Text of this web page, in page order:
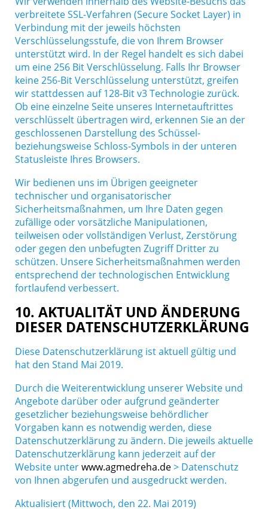
verbreitete SSL-Verfahren (Secure Socket Layer) in
Verbindung mit der jeweils höchsten
Verschlüsselungsstufe, die von Ihrem Browser
unterstützt wird. In der Regel handelt es sich dabei
um eine 256 Bit Verschlüsselung. Falls Ihr Browser
keine 256-Bit Verschlüsselung unterstützt, greifen
wir stattdessen auf 128-Bit v3 Technologie zurück.
Ob eine einzelne Seite unseres Internetauftrittes
verschlüsselt übertragen wird, erkennen Sie an der
geschlossenen Darstellung des Schüssel-
beziehungsweise Schloss-Symbols in der unteren
Statusleiste Ihres Browsers.
Wir bedienen uns im Übrigen geeigneter
technischer und organisatorischer
Sicherheitsmaßnahmen, um Ihre Daten gegen
zufällige oder vorsätzliche Manipulationen,
teilweisen oder vollständigen Verlust, Zerstörung
oder gegen den unbefugten Zugriff Dritter zu
schützen. Unsere Sicherheitsmaßnahmen werden
entsprechend der technologischen Entwicklung
fortlaufend verbessert.
10. AKTUALITÄT UND ÄNDERUNG
DIESER DATENSCHUTZERKLÄRUNG
Diese Datenschutzerklärung ist aktuell gültig und
hat den Stand Mai 2019.
Durch die Weiterentwicklung unserer Website und
Angebote darüber oder aufgrund geänderter
gesetzlicher beziehungsweise behördlicher
Vorgaben kann es notwendig werden, diese
Datenschutzerklärung zu ändern. Die jeweils aktuelle
Datenschutzerklärung kann jederzeit auf der
Website unterwww.agmedreha.de> Datenschutz
von Ihnen abgerufen und ausgedruckt werden.
Aktualisiert (Mittwoch, den 22. Mai 2019)